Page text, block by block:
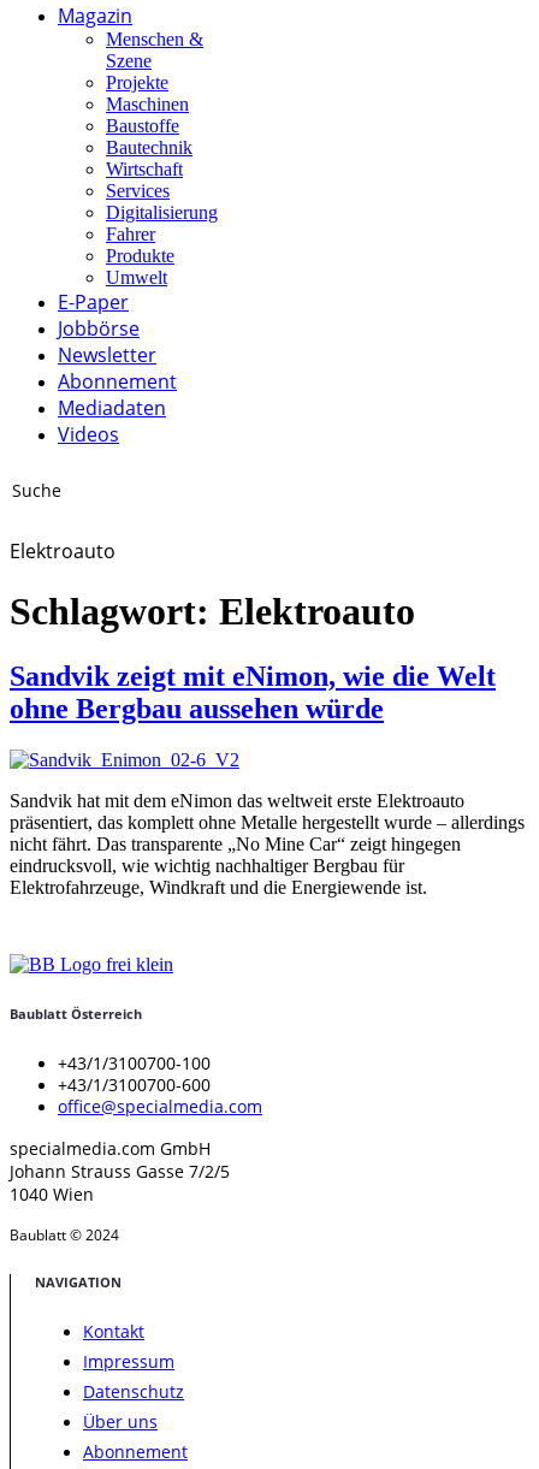
Magazin
Menschen &
Szene
Projekte
Maschinen
Baustoffe
Bautechnik
Wirtschaft
Services
Digitalisierung
Fahrer
Produkte
Umwelt
E-Paper
Jobbörse
Newsletter
Abonnement
Mediadaten
Videos
Elektroauto
Schlagwort: Elektroauto
Sandvik zeigt mit eNimon, wie die Welt
ohne Bergbau aussehen würde
Sandvik hat mit dem eNimon das weltweit erste Elektroauto
präsentiert, das komplett ohne Metalle hergestellt wurde – allerdings
nicht fährt. Das transparente „No Mine Car“ zeigt hingegen
eindrucksvoll, wie wichtig nachhaltiger Bergbau für
Elektrofahrzeuge, Windkraft und die Energiewende ist.
Baublatt Österreich
+43/1/3100700-100
+43/1/3100700-600
office@specialmedia.com
specialmedia.com GmbH
Johann Strauss Gasse 7/2/5
1040 Wien
Baublatt © 2024
NAVIGATION
Kontakt
Impressum
Datenschutz
Über uns
Abonnement